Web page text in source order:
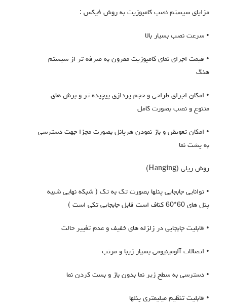
مزایای سیستم نصب کامپوزیت به روش فیکس :
• سرعت نصب بسیار بالا
• قیمت اجرای نمای کامپوزیت مقرون به صرفه تر از سیستم
هنگ
• امکان اجرای طراحی و حجم پردازی پیچیده تر و برش های
متنوع و نصب بصورت کامل
• امکان تعویض و باز نمودن هرپانل بصورت مجزا جهت دسترسی
به پشت نما
روش ریلی (Hanging)
• توانایی جابجایی پنلها بصورت تک به تک ( شبکه نهایی شبیه
پنل های 60*60 کناف است قابل جابجایی تکی است )
• قابلیت جابجایی در زلزله های خفیف و عدم تغییر حالت
• اتصالات آلومینیومی بسیار زیبا و مرتب
• دسترسی به سطح زیر نما بدون باز و بست کردن نما
• قابلیت تنظیم میلیمتری پنلها